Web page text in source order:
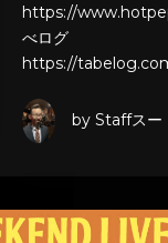
https://
べログ
https://
by Staffスー